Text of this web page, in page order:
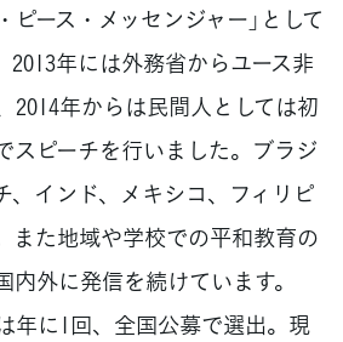
ース・メッセンジャー」として
2013年には外務省からユース非
2014年からは民間人としては初
スピーチを行いました。ブラジ
、インド、メキシコ、フィリピ
また地域や学校での平和教育の
外に発信を続けています。
年に1回、全国公募で選出。現